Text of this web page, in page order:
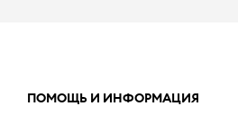
ПОМОЩЬ И ИНФОРМАЦИЯ